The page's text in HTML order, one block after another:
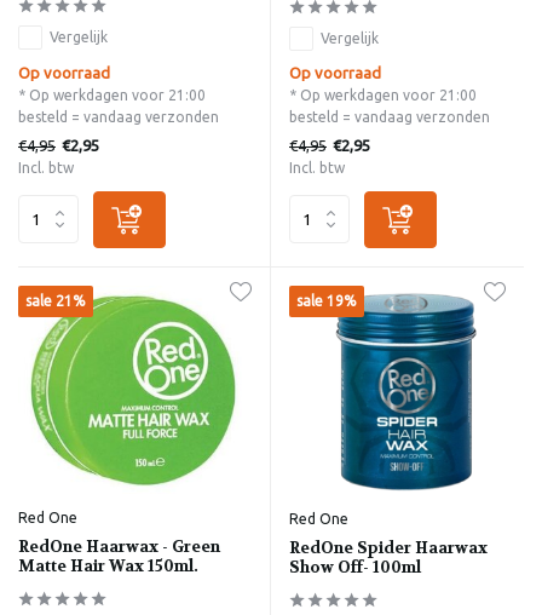
Vergelijk
Op voorraad
* Op werkdagen voor 21:00
besteld = vandaag verzonden
€4,95 €2,95
Incl. btw
Vergelijk
Op voorraad
* Op werkdagen voor 21:00
besteld = vandaag verzonden
€4,95 €2,95
Incl. btw
sale 21%
Red One
RedOne Haarwax - Green
Matte Hair Wax 150ml.
sale 19%
Red One
RedOne Spider Haarwax
Show Off- 100ml